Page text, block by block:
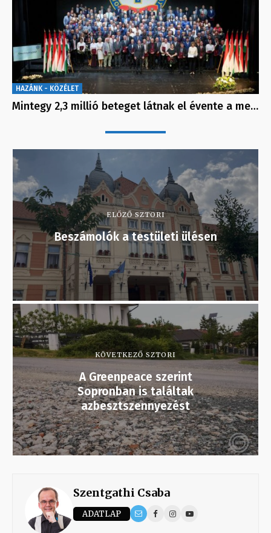
HAZÁNK - KÖZÉLET
Mintegy 2,3 millió beteget látnak el évente a me…
ELŐZŐ SZTORI
Beszámolók a testületi ülésen
KÖVETKEZŐ SZTORI
A Greenpeace szerint
Sopronban is találtak
azbesztszennyezést
Szentgathi Csaba
ADATLAP